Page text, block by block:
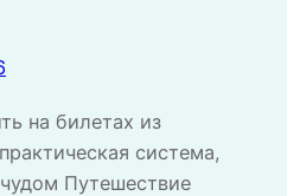
на билетах из
система,
Путешествие